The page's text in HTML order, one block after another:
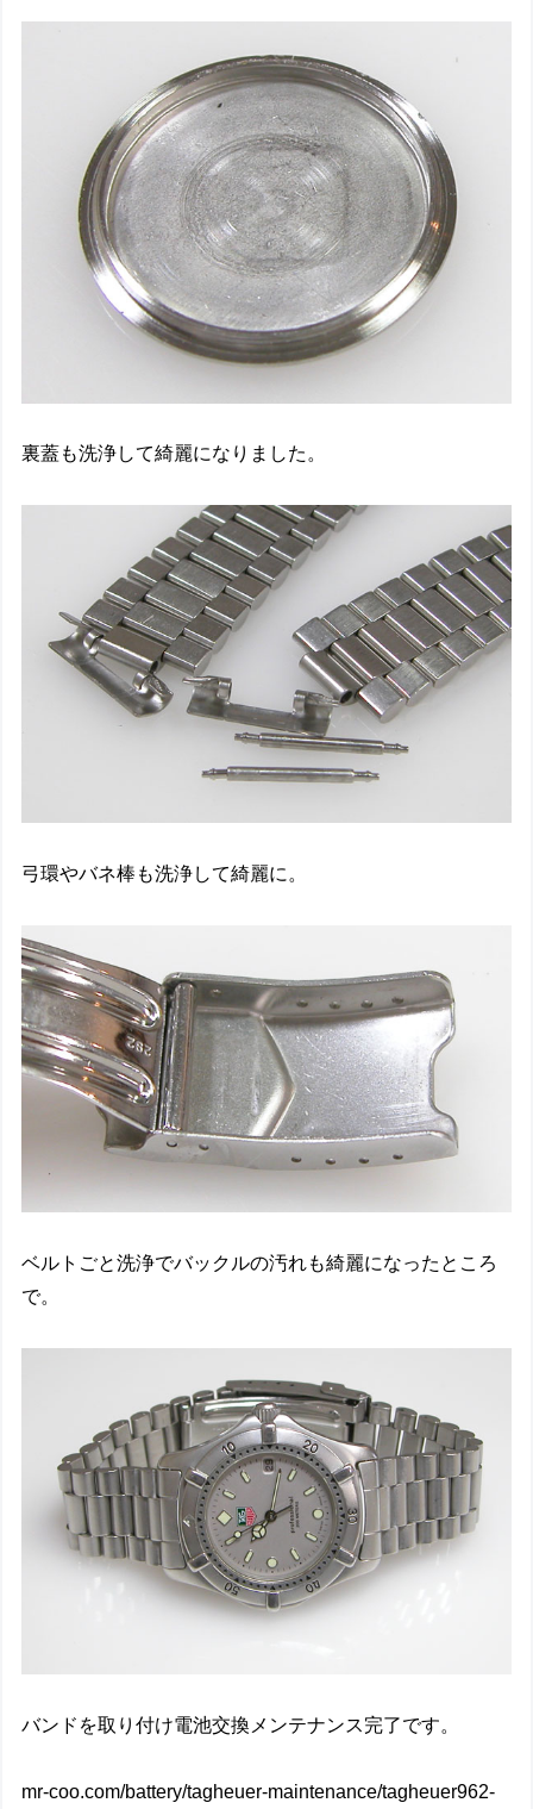
裏蓋も洗浄して綺麗になりました。
弓環やバネ棒も洗浄して綺麗に。
ベルトごと洗浄でバックルの汚れも綺麗になったところ
で。
バンドを取り付け電池交換メンテナンス完了です。
mr-coo.com/battery/tagheuer-maintenance/tagheuer962-